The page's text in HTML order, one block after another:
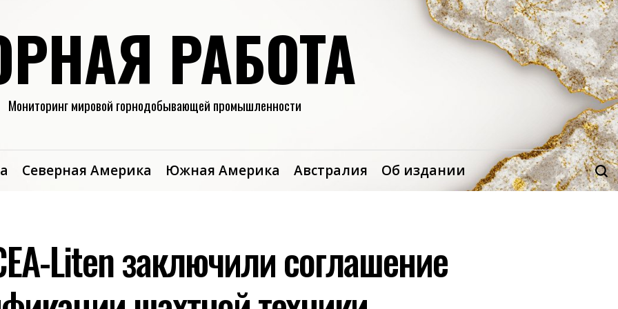
РАБОТА
Мониторинг мировой горнодобывающей промышленности
Северная Америка Южная Америка Австралия Об издании
Liten заключили соглашение